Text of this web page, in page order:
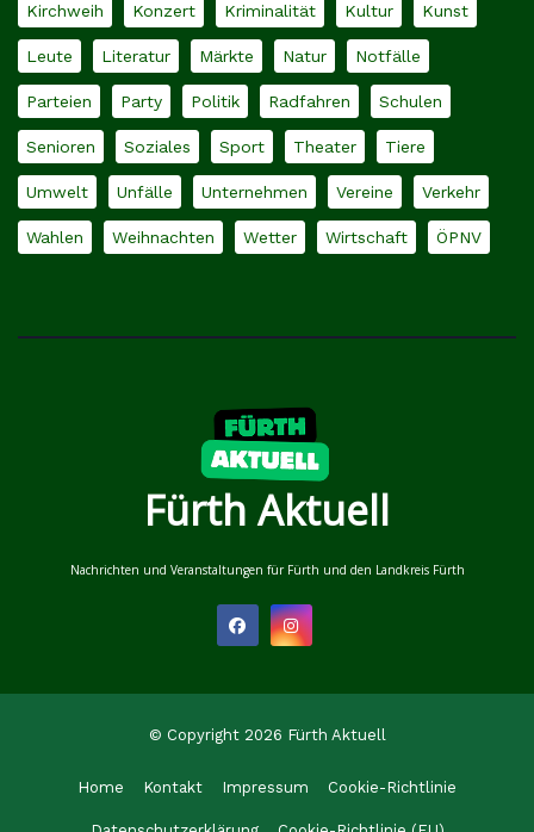
Kirchweih Konzert Kriminalität Kultur Kunst
Leute Literatur Märkte Natur Notfälle
Parteien Party Politik Radfahren Schulen
Senioren Soziales Sport Theater Tiere
Umwelt Unfälle Unternehmen Vereine Verkehr
Wahlen Weihnachten Wetter Wirtschaft ÖPNV
Fürth Aktuell
Nachrichten und Veranstaltungen für Fürth und den Landkreis Fürth
© Copyright 2026 Fürth Aktuell
Home Kontakt Impressum Cookie-Richtlinie